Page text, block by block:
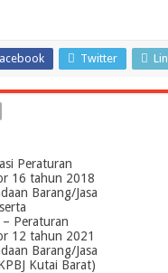
Twitter
Peraturan
16 tahun 2018
Barang/Jasa
Peraturan
12 tahun 2021
Barang/Jasa
Kutai Barat)